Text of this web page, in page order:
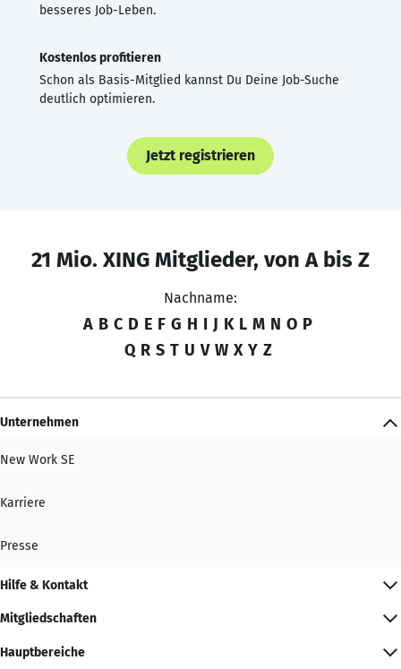
besseres Job-Leben.
Kostenlos profitieren
Schon als Basis-Mitglied kannst Du Deine Job-Suche
deutlich optimieren.
Jetzt registrieren
21 Mio. XING Mitglieder, von A bis Z
Nachname:
A B C D E F G H I J K L M N O P
Q R S T U V W X Y Z
Unternehmen
New Work SE
Karriere
Presse
Hilfe & Kontakt
Mitgliedschaften
Hauptbereiche